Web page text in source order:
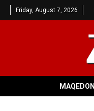
Friday, August 7, 2026
MAQEDONI